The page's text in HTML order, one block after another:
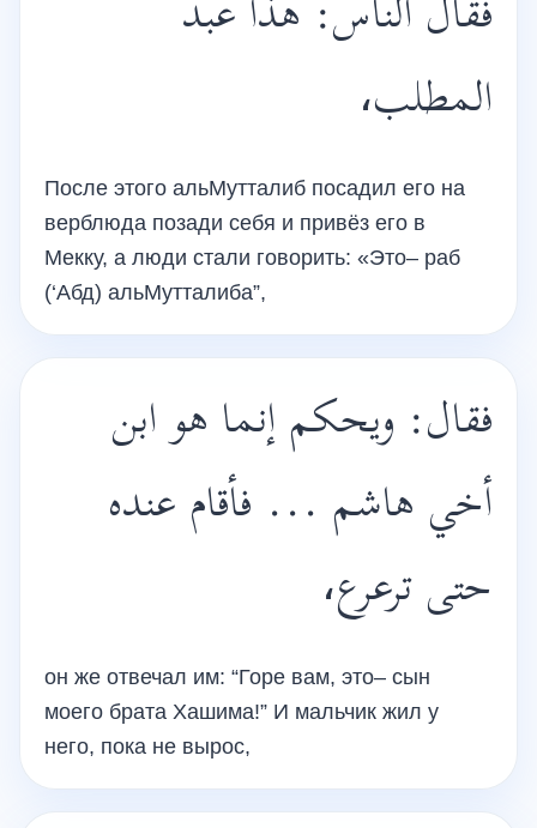
فقال الناس: هذا عبد
المطلب،
После этого альМутталиб посадил его на
верблюда позади себя и привёз его в
Мекку, а люди стали говорить: «Это– раб
(‘Абд) альМутталиба”,
فقال: ويحكم إنما هو ابن
أخي هاشم ... فأقام عنده
حتى ترعرع،
он же отвечал им: “Горе вам, это– сын
моего брата Хашима!” И мальчик жил у
него, пока не вырос,